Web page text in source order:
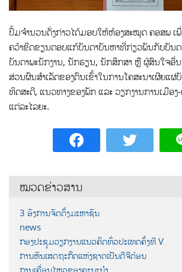
ປຶ້ມຈຳນວນດັ່ງກ່າວໄດ້ມອບໃຫ້ຫ້ອງສະໝຸດ ຄອສພ ເພື່
ຄວ້າຂີດຂຽນຕອບແກ້ບັນດາບັນຫາທີ່ກ່ຽວພັນກັບບັນ
ບັນດາພະນັກງານ, ນັກຮຽນ, ນັກສຶກສາ ຫຼື ຜູ້ສົນໃຈອື່
ສ່ວນຜົນສຳເລັດຂອງຕົນເຂົ້າໃນການໂຄສະນາເຜີຍແຜ່
ທິດສະດີ, ແນວທາງຂອງພັກ ແລະ ວຽກງານການເມືອ
ແຕ່ລະໄລຍະ.
ໝວດຂ່າວສານ
3 ອົງການຈັດຕັ້ງມະຫາຊົນ
news
ກອງປະຊຸມວຽກງານແນວຄິດທົ່ວປະເທດຄັ້ງທີ V
ການຫັນເສດຖະກິດແຫ່ງຊາດເປັນດີຈີຕ໋ອນ